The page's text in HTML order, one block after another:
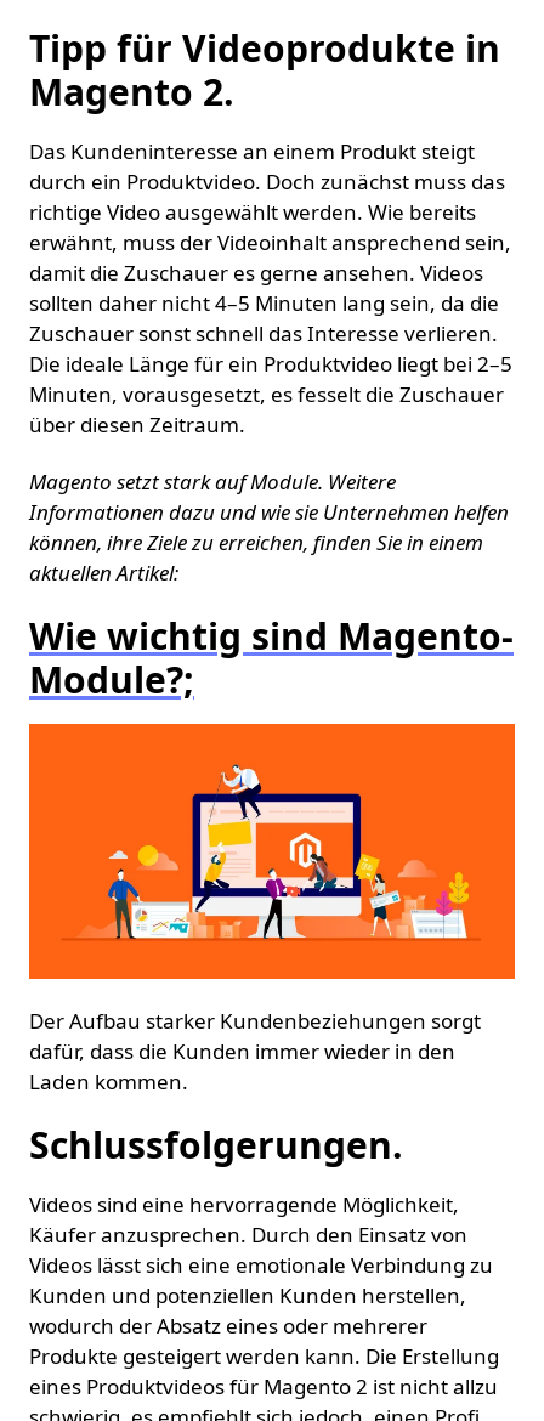
Tipp für Videoprodukte in
Magento 2.
Das Kundeninteresse an einem Produkt steigt
durch ein Produktvideo. Doch zunächst muss das
richtige Video ausgewählt werden. Wie bereits
erwähnt, muss der Videoinhalt ansprechend sein,
damit die Zuschauer es gerne ansehen. Videos
sollten daher nicht 4–5 Minuten lang sein, da die
Zuschauer sonst schnell das Interesse verlieren.
Die ideale Länge für ein Produktvideo liegt bei 2–5
Minuten, vorausgesetzt, es fesselt die Zuschauer
über diesen Zeitraum.
Magento setzt stark auf Module. Weitere
Informationen dazu und wie sie Unternehmen helfen
können, ihre Ziele zu erreichen, finden Sie in einem
aktuellen Artikel:
Wie wichtig sind Magento-
Module?;
Der Aufbau starker Kundenbeziehungen sorgt
dafür, dass die Kunden immer wieder in den
Laden kommen.
Schlussfolgerungen.
Videos sind eine hervorragende Möglichkeit,
Käufer anzusprechen. Durch den Einsatz von
Videos lässt sich eine emotionale Verbindung zu
Kunden und potenziellen Kunden herstellen,
wodurch der Absatz eines oder mehrerer
Produkte gesteigert werden kann. Die Erstellung
eines Produktvideos für Magento 2 ist nicht allzu